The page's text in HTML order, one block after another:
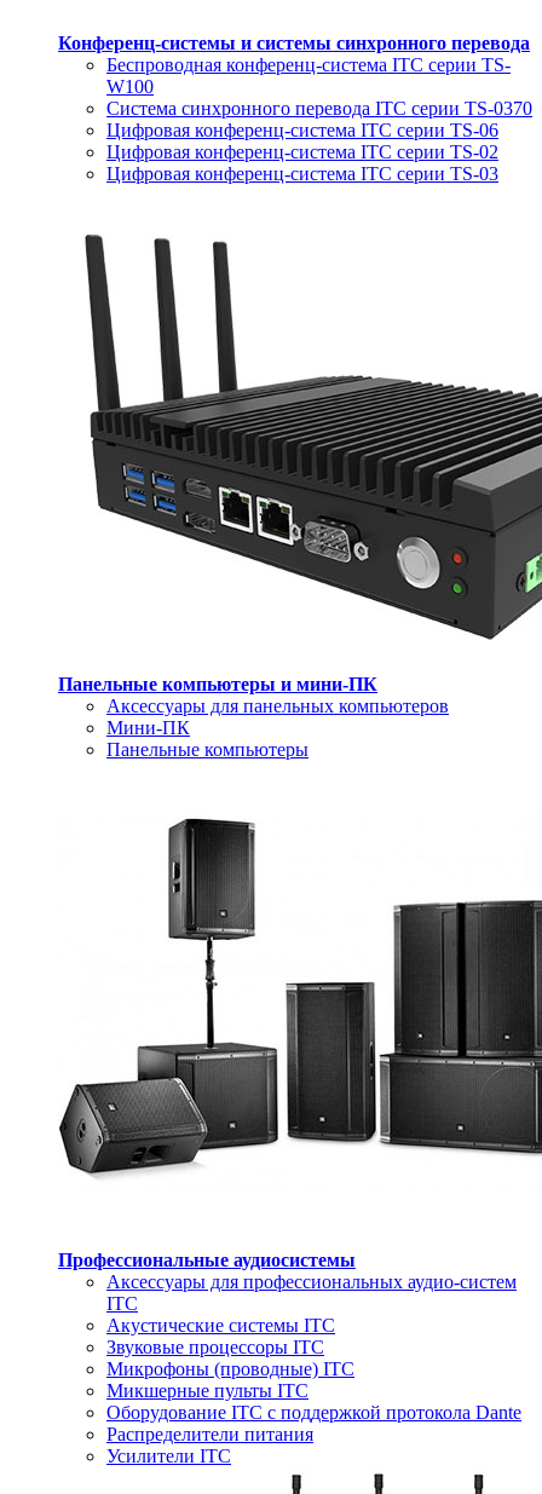
Конференц-системы и системы синхронного перевода
Беспроводная конференц-система ITC серии TS-
W100
Система синхронного перевода ITC серии TS-0370
Цифровая конференц-система ITC серии TS-06
Цифровая конференц-система ITC серии TS-02
Цифровая конференц-система ITC серии TS-03
Панельные компьютеры и мини-ПК
Аксессуары для панельных компьютеров
Мини-ПК
Панельные компьютеры
Профессиональные аудиосистемы
Аксессуары для профессиональных аудио-систем
ITC
Акустические системы ITC
Звуковые процессоры ITC
Микрофоны (проводные) ITC
Микшерные пульты ITC
Оборудование ITC с поддержкой протокола Dante
Распределители питания
Усилители ITC